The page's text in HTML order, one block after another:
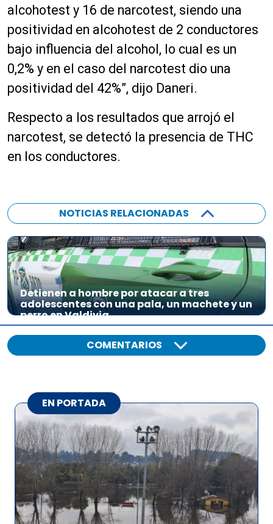
alcohotest y 16 de narcotest, siendo una
positividad en alcohotest de 2 conductores
bajo influencia del alcohol, lo cual es un
0,2% y en el caso del narcotest dio una
positividad del 42%”, dijo Daneri.
Respecto a los resultados que arrojó el
narcotest, se detectó la presencia de THC
en los conductores.
NOTICIAS RELACIONADAS
Detienen a hombre por atacar a tres
adolescentes con una pala, un machete y un
perro en Valdivia
COMENTARIOS
EN PORTADA